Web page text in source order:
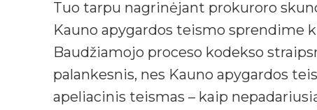
Tuo tarpu nagrinėjant prokuroro
Kauno apygardos teismo sprendime
Baudžiamojo proceso kodekso
palankesnis, nes Kauno apygardos
apeliacinis teismas – kaip